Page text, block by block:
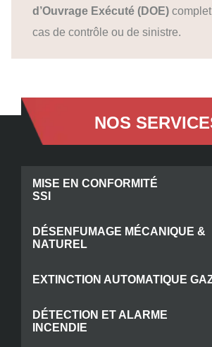
d’Ouvrage Exécuté (DOE)
cas de contrôle ou de sinistre.
NOS
MISE EN CONFORMITÉ
SSI
DÉSENFUMAGE MÉCANIQUE &
NATUREL
EXTINCTION AUTOMATIQUE
DÉTECTION ET ALARME
INCENDIE